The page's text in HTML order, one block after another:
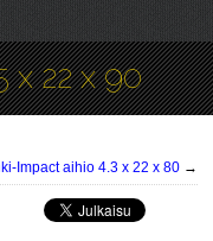
x 22 x 90
Impact aihio 4.3 x 22 x 80→